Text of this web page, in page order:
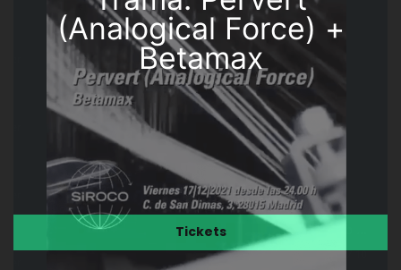
(Analogical Force) +
Betamax
Tickets